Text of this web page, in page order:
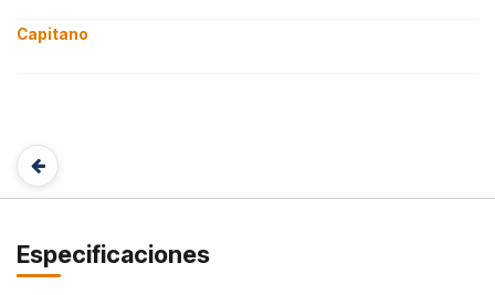
Capitano
Especificaciones